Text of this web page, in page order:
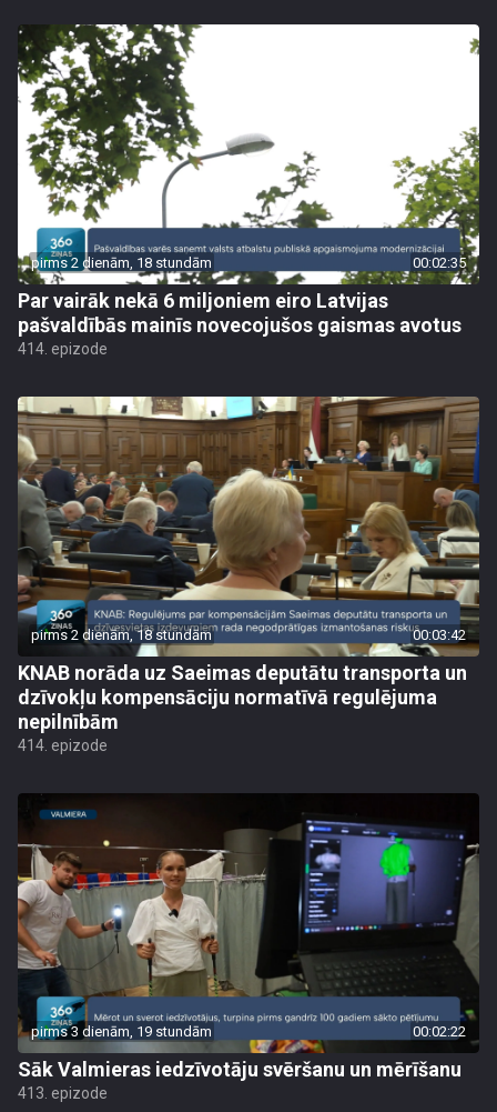
pirms 2 dienām, 18 stundām 00:02:35
Par vairāk nekā 6 miljoniem eiro Latvijas
pašvaldībās mainīs novecojušos gaismas avotus
414. epizode
pirms 2 dienām, 18 stundām 00:03:42
KNAB norāda uz Saeimas deputātu transporta un
dzīvokļu kompensāciju normatīvā regulējuma
nepilnībām
414. epizode
pirms 3 dienām, 19 stundām 00:02:22
Sāk Valmieras iedzīvotāju svēršanu un mērīšanu
413. epizode